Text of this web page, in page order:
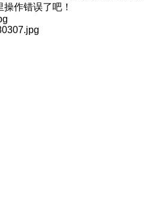
作错误了吧！